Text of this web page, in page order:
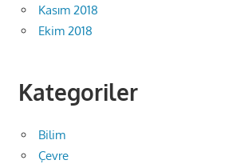
Kasım 2018
Ekim 2018
Kategoriler
Bilim
Çevre